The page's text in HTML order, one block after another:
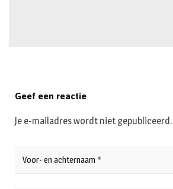
Geef een reactie
Je e-mailadres wordt niet gepubliceerd.